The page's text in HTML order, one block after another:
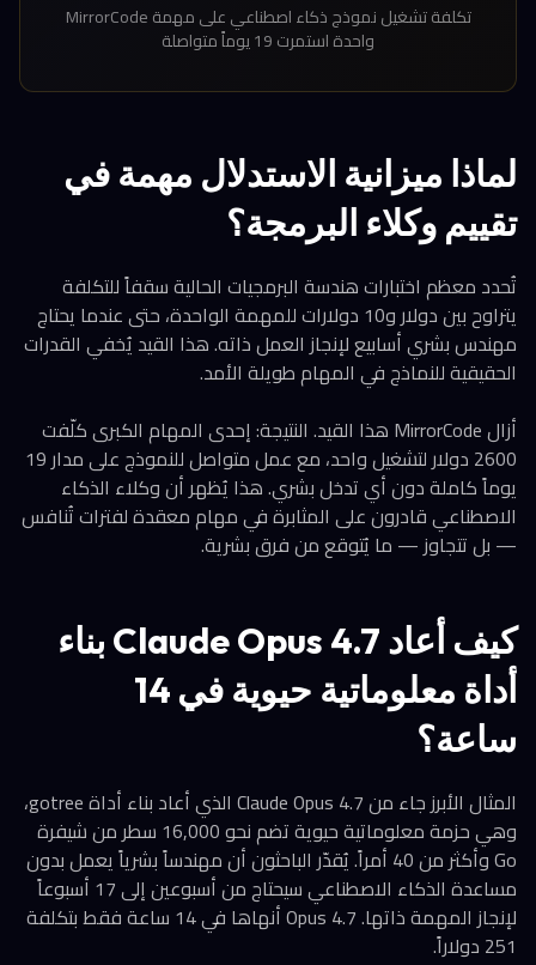
تكلفة تشغيل نموذج ذكاء اصطناعي على مهمة MirrorCode
واحدة استمرت 19 يوماً متواصلة
لماذا ميزانية الاستدلال مهمة في
تقييم وكلاء البرمجة؟
تُحدد معظم اختبارات هندسة البرمجيات الحالية سقفاً للتكلفة
يتراوح بين دولار و10 دولارات للمهمة الواحدة، حتى عندما يحتاج
مهندس بشري أسابيع لإنجاز العمل ذاته. هذا القيد يُخفي القدرات
الحقيقية للنماذج في المهام طويلة الأمد.
أزال MirrorCode هذا القيد. النتيجة: إحدى المهام الكبرى كلّفت
2600 دولار لتشغيل واحد، مع عمل متواصل للنموذج على مدار 19
يوماً كاملة دون أي تدخل بشري. هذا يُظهر أن وكلاء الذكاء
الاصطناعي قادرون على المثابرة في مهام معقدة لفترات تُنافس
— بل تتجاوز — ما يُتوقع من فرق بشرية.
كيف أعاد Claude Opus 4.7 بناء
أداة معلوماتية حيوية في 14
ساعة؟
المثال الأبرز جاء من Claude Opus 4.7 الذي أعاد بناء أداة gotree،
وهي حزمة معلوماتية حيوية تضم نحو 16,000 سطر من شيفرة
Go وأكثر من 40 أمراً. يُقدّر الباحثون أن مهندساً بشرياً يعمل بدون
مساعدة الذكاء الاصطناعي سيحتاج من أسبوعين إلى 17 أسبوعاً
لإنجاز المهمة ذاتها. Opus 4.7 أنهاها في 14 ساعة فقط بتكلفة
251 دولاراً.